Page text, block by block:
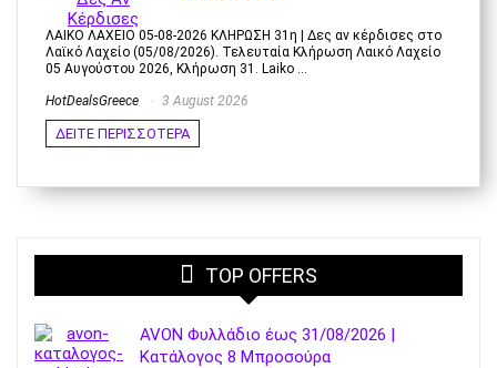
ΛΑΙΚΟ ΛΑΧΕΙΟ 05-08-2026 ΚΛΗΡΩΣΗ 31η | Δες αν κέρδισες στο
Λαϊκό Λαχείο (05/08/2026). Τελευταία Κλήρωση Λαικό Λαχείο
05 Αυγούστου 2026, Κλήρωση 31. Laiko ...
HotDealsGreece 3 August 2026
ΔΕΙΤΕ ΠΕΡΙΣΣΟΤΕΡΑ
TOP OFFERS
AVON Φυλλάδιο έως 31/08/2026 |
Κατάλογος 8 Μπροσούρα